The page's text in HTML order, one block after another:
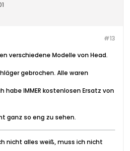
#13
verschiedene Modelle von Head.
gebrochen. Alle waren
habe IMMER kostenlosen Ersatz von
ganz so eng zu sehen.
nicht alles weiß, muss ich nicht